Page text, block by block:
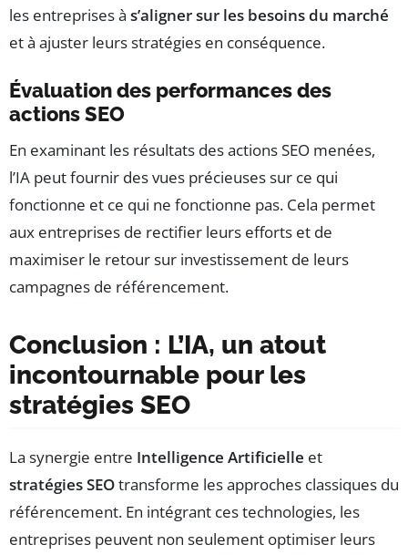
les entreprises à s’aligner sur les besoins du marché
et à ajuster leurs stratégies en conséquence.
Évaluation des performances des
actions SEO
En examinant les résultats des actions SEO menées,
l’IA peut fournir des vues précieuses sur ce qui
fonctionne et ce qui ne fonctionne pas. Cela permet
aux entreprises de rectifier leurs efforts et de
maximiser le retour sur investissement de leurs
campagnes de référencement.
Conclusion : L’IA, un atout
incontournable pour les
stratégies SEO
La synergie entre Intelligence Artificielle et
stratégies SEOtransforme les approches classiques du
référencement. En intégrant ces technologies, les
entreprises peuvent non seulement optimiser leurs